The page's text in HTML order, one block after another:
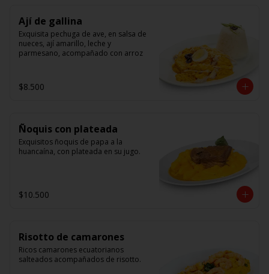
Ají de gallina
Exquisita pechuga de ave, en salsa de
nueces, ají amarillo, leche y
parmesano, acompañado con arroz
$8.500
Ñoquis con plateada
Exquisitos ñoquis de papa a la
huancaína, con plateada en su jugo.
$10.500
Risotto de camarones
Ricos camarones ecuatorianos
salteados acompañados de risotto.